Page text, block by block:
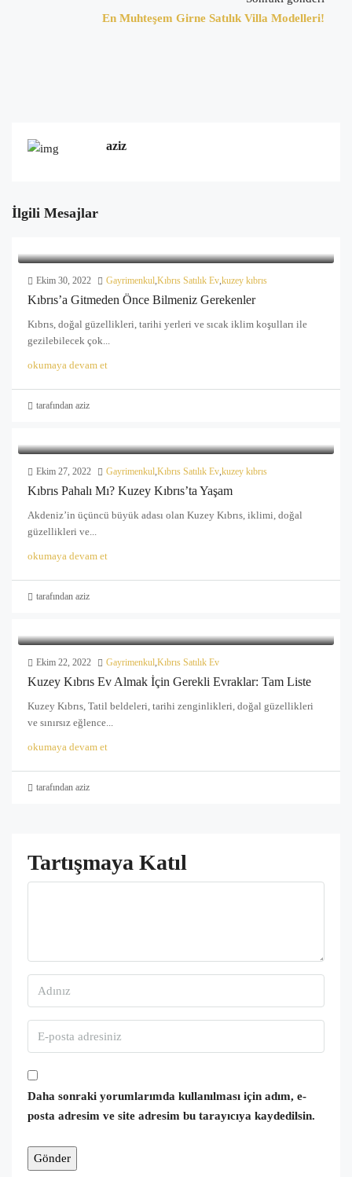
En Muhteşem Girne Satılık Villa Modelleri!
aziz
İlgili Mesajlar
Ekim 30, 2022 Gayrimenkul,Kıbrıs Satılık Ev,kuzey kıbrıs
Kıbrıs’a Gitmeden Önce Bilmeniz Gerekenler
Kıbrıs, doğal güzellikleri, tarihi yerleri ve sıcak iklim koşulları ile
gezilebilecek çok...
okumaya devam et
tarafından aziz
Ekim 27, 2022 Gayrimenkul,Kıbrıs Satılık Ev,kuzey kıbrıs
Kıbrıs Pahalı Mı? Kuzey Kıbrıs’ta Yaşam
Akdeniz’in üçüncü büyük adası olan Kuzey Kıbrıs, iklimi, doğal
güzellikleri ve...
okumaya devam et
tarafından aziz
Ekim 22, 2022 Gayrimenkul,Kıbrıs Satılık Ev
Kuzey Kıbrıs Ev Almak İçin Gerekli Evraklar: Tam Liste
Kuzey Kıbrıs, Tatil beldeleri, tarihi zenginlikleri, doğal güzellikleri
ve sınırsız eğlence...
okumaya devam et
tarafından aziz
Tartışmaya Katıl
Daha sonraki yorumlarımda kullanılması için adım, e-
posta adresim ve site adresim bu tarayıcıya kaydedilsin.